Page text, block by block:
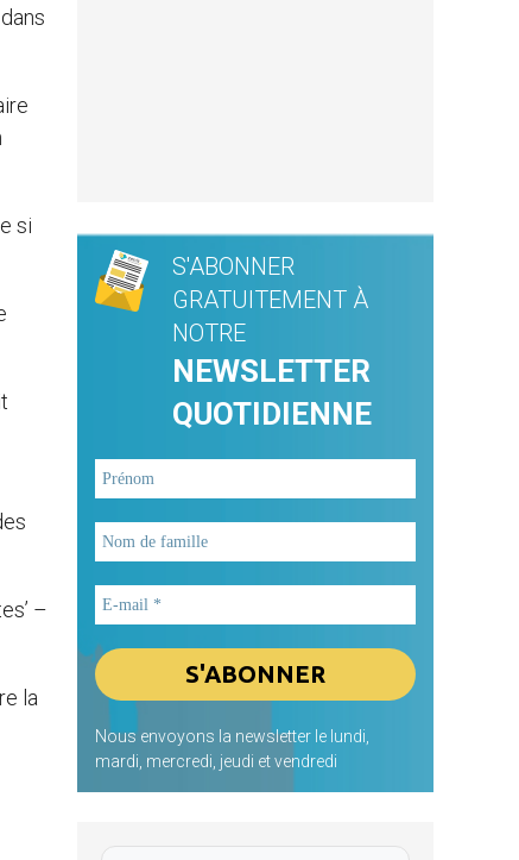
si
–
la
S'ABONNER
GRATUITEMENT À
NOTRE
NEWSLETTER
QUOTIDIENNE
Nous envoyons la newsletter le lundi,
mardi, mercredi, jeudi et vendredi